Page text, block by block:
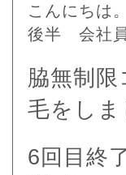
こんにちは
後半 会社員
脇無制
毛をしま
6回目終